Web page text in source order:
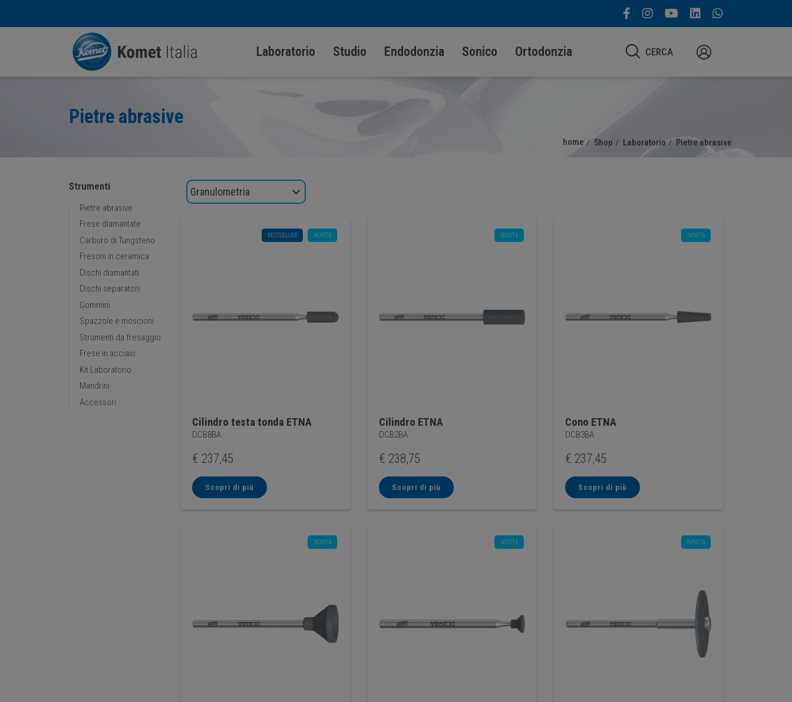
CERCA
Laboratorio Studio Endodonzia Sonico Ortodonzia
Pietre abrasive
home Shop Laboratorio Pietre abrasive
Strumenti
Pietre abrasive
Frese diamantate
Carburo di Tungsteno
Fresoni in ceramica
Dischi diamantati
Dischi separatori
Gommini
Spazzole e moscioni
Strumenti da fresaggio
Frese in acciaio
Kit Laboratorio
Mandrini
Accessori
BESTSELLER NOVITA
Cilindro testa tonda ETNA
DCB8BA
€ 237,45
Scopri di più
NOVITA
Cilindro ETNA
DCB2BA
€ 238,75
Scopri di più
NOVITA
Cono ETNA
DCB3BA
€ 237,45
Scopri di più
NOVITA NOVITA NOVITA